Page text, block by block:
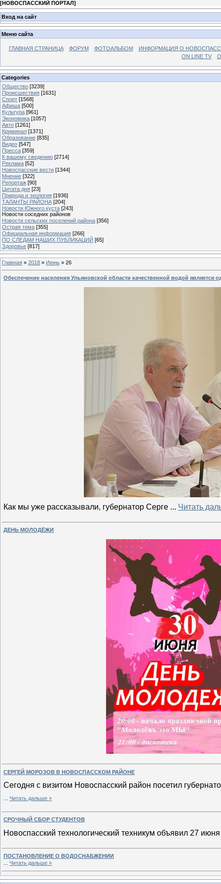
[НОВОСПАССКИЙ ПОРТАЛ]
Вход на сайт
Меню сайта
ГЛАВНАЯ СТРАНИЦА ФОРУМ ФОТОАЛЬБОМ
ИНФОРМАЦИЯ О
ON LINE TV
Categories
Общество [3239]
Происшествия [1631]
Спорт [1568]
Афиша [500]
Культура [961]
Экономика [1057]
Авто [1261]
Криминал [1371]
Образование [835]
Видео [547]
Пресса [359]
К вашему сведению [2714]
Реклама [52]
Новоспасские вести [1344]
Мнение [322]
Репортаж [90]
Цитата дня [23]
Природа и экология [1936]
ТАЛАНТЫ РАЙОНА [204]
Новости Южного куста [243]
Новости соседних районов
Новости сельских поселений района [356]
Острая тема [355]
Официальная информация [266]
ПО СЛЕДАМ НАШИХ ПУБЛИКАЦИЙ [65]
Здоровье [817]
Главная » 2018 » Июнь » 26
Обеспечение населения Ульяновской области качественной водой является
Как мы уже рассказывали, губернатор Серге ... Читать
ДЕНЬ МОЛОДЁЖИ
СЕРГЕЙ МОРОЗОВ В НОВОСПАССКОМ РАЙОНЕ
Сегодня с визитом Новоспасский район посетил
Читать дальше »
СРОЧНЫЙ СБОР СТУДЕНТОВ
Новоспасский технологический техникум объявил 27
ПОСТАНОВЛЕНИЕ О ВОДОСНАБЖЕНИИ
Читать дальше »